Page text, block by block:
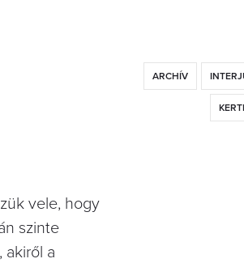
ARCHÍV
vele, hogy
szinte
akiről a